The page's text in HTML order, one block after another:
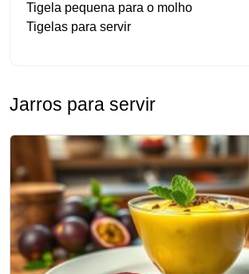
Tigela pequena para o molho
Tigelas para servir
Jarros para servir